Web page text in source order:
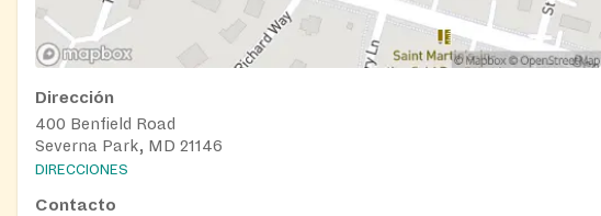
Dirección
400 Benfield Road
Severna Park, MD 21146
DIRECCIONES
Contacto